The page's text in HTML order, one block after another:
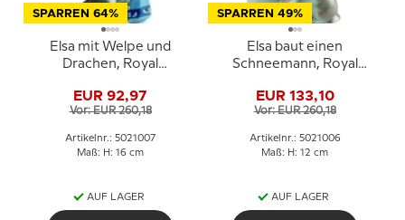
SPARREN 64%
Elsa mit Welpe und
Drachen, Royal
007
EUR 92,97
Vor: EUR 260,18
Artikelnr.: 5021007
Maß: H: 16 cm
AUF LAGER
SPARREN 49%
Elsa baut einen
Schneemann, Royal
006
EUR 133,10
Vor: EUR 260,18
Artikelnr.: 5021006
Maß: H: 12 cm
AUF LAGER